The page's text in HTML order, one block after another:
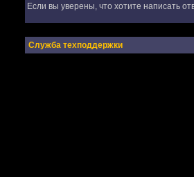
Если вы уверены, что хотите написать
Служба техподдержки